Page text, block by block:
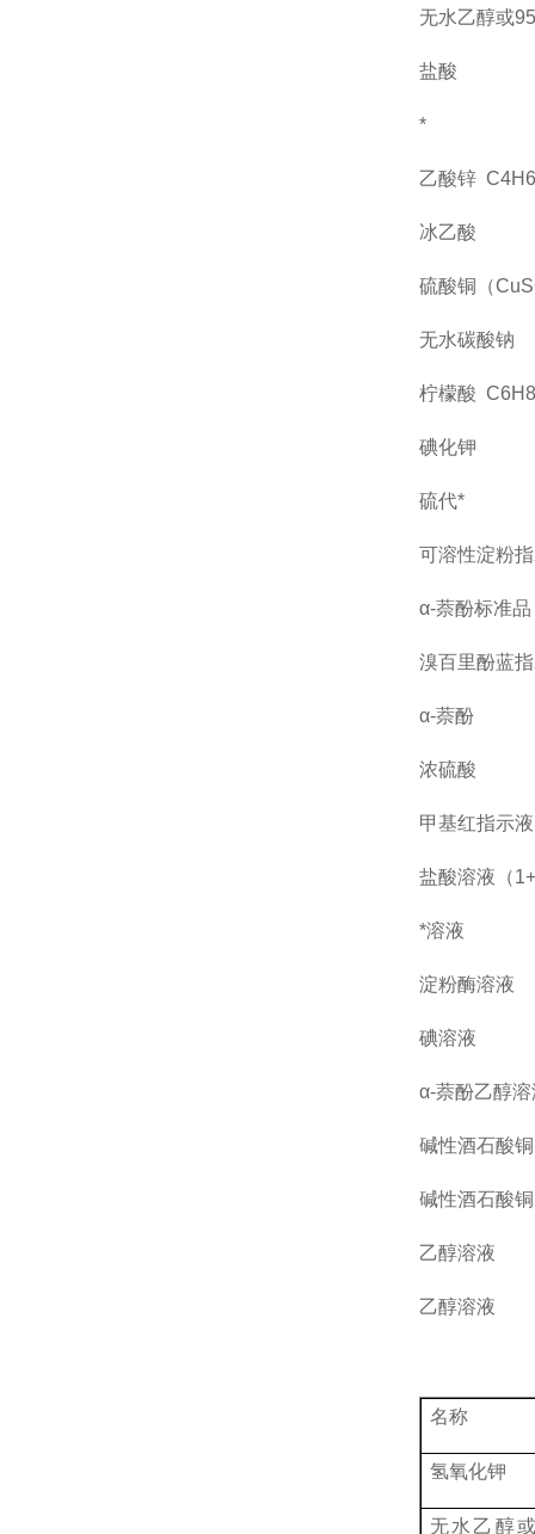
无水乙醇或
盐酸
*
乙酸锌
冰乙酸
硫酸铜（
无水碳酸钠
柠檬酸
碘化钾
硫代*
可溶性淀粉
α-萘酚标准
溴百里酚蓝
α-萘酚
浓硫酸
甲基红指示液
盐酸溶液（
*溶液
淀粉酶溶液
碘溶液
α-萘酚乙醇
碱性酒石酸
碱性酒石酸
乙醇溶液
乙醇溶液
名称
氢氧化钾
无水乙醇